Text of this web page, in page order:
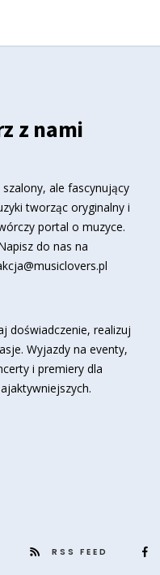
z nami
szalony, ale fascynujący
tworząc oryginalny i
portal o muzyce.
do nas na
doświadczenie, realizuj
Wyjazdy na eventy,
i premiery dla
RSS FEED